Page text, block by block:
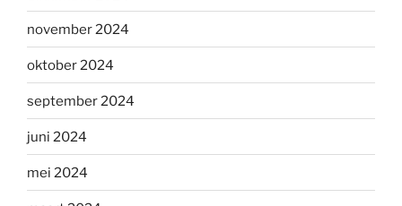
november 2024
oktober 2024
september 2024
juni 2024
mei 2024